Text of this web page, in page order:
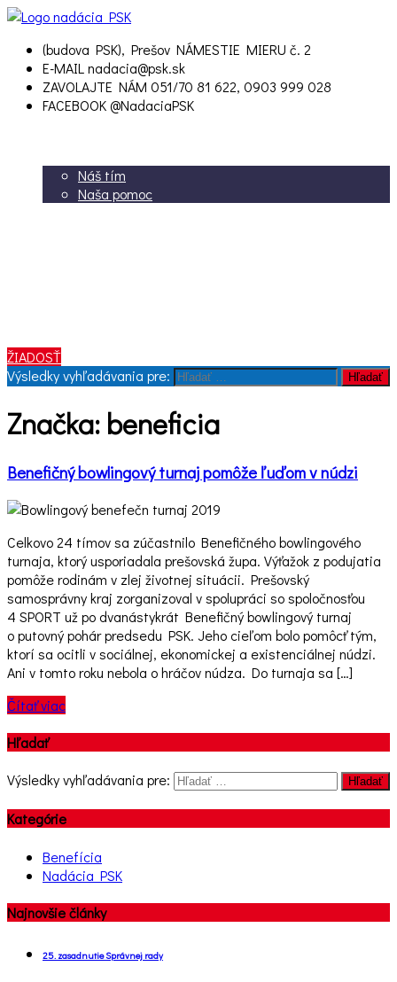
(budova PSK), Prešov NÁMESTIE MIERU č. 2
E-MAIL nadacia@psk.sk
ZAVOLAJTE NÁM 051/70 81 622, 0903 999 028
FACEBOOK@NadaciaPSK
Náš tím
Naša pomoc
ŽIADOSŤ
Výsledky vyhľadávania pre:
Hľadať
Značka: beneficia
Benefičný bowlingový turnaj pomôže ľuďom v núdzi
Celkovo 24 tímov sa zúčastnilo Benefičného bowlingového
turnaja, ktorý usporiadala prešovská župa. Výťažok z podujatia
pomôže rodinám v zlej životnej situácii. Prešovský
samosprávny kraj zorganizoval v spolupráci so spoločnosťou
4 SPORT už po dvanástykrát Benefičný bowlingový turnaj
o putovný pohár predsedu PSK. Jeho cieľom bolo pomôcť tým,
ktorí sa ocitli v sociálnej, ekonomickej a existenciálnej núdzi.
Ani v tomto roku nebola o hráčov núdza. Do turnaja sa […]
Čítať viac
Hľadať
Výsledky vyhľadávania pre: Hľadať
Kategórie
Benefícia
Nadácia PSK
Najnovšie články
25. zasadnutie Správnej rady